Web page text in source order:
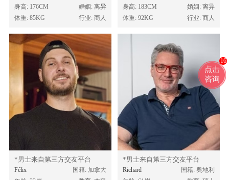
身高: 176CM
婚姻: 离异
体重: 85KG
行业: 商人
身高: 183CM
婚姻: 离异
体重: 92KG
行业: 商人
*男士来自第三方交友平台
Félix
国籍: 加拿大
*男士来自第三方交友平台
Richard
国籍: 奥地利
点击
咨询
16